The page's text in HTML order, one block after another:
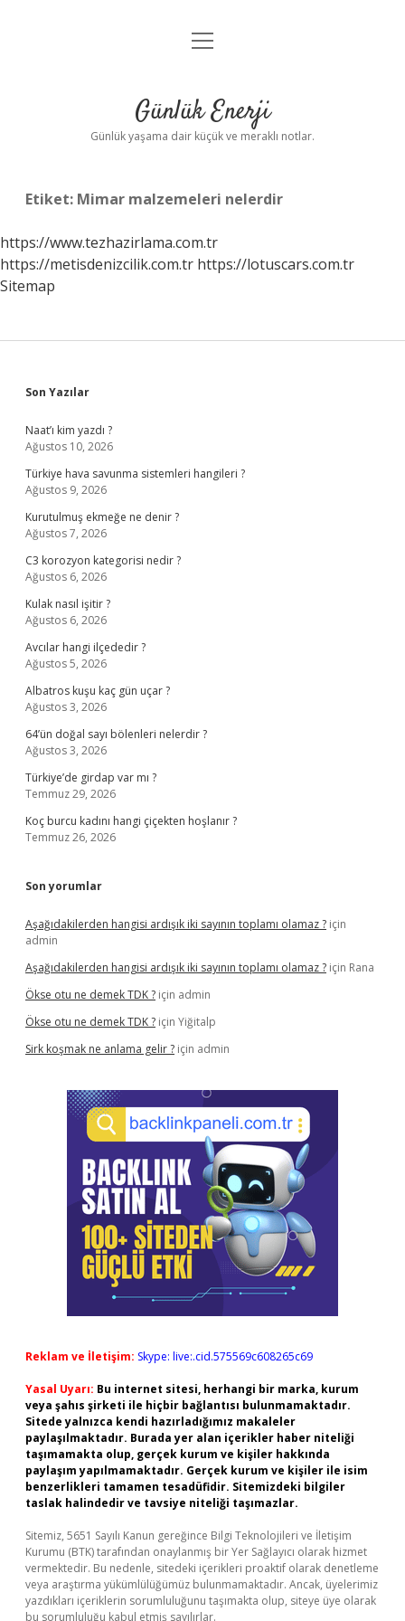
Anasayfa
Yasal Uyarı
menüyü
Günlük Enerji
Günlük yaşama dair küçük ve meraklı notlar.
Etiket: Mimar malzemeleri nelerdir
https://www.tezhazirlama.com.tr
https://metisdenizcilik.com.tr https://lotuscars.com.tr
Sitemap
Sidebar
Son Yazılar
Naat’ı kim yazdı ?
Ağustos 10, 2026
Türkiye hava savunma sistemleri hangileri ?
Ağustos 9, 2026
Kurutulmuş ekmeğe ne denir ?
Ağustos 7, 2026
C3 korozyon kategorisi nedir ?
Ağustos 6, 2026
Kulak nasıl işitir ?
Ağustos 6, 2026
Avcılar hangi ilçededir ?
Ağustos 5, 2026
Albatros kuşu kaç gün uçar ?
Ağustos 3, 2026
64’ün doğal sayı bölenleri nelerdir ?
Ağustos 3, 2026
Türkiye’de girdap var mı ?
Temmuz 29, 2026
Koç burcu kadını hangi çiçekten hoşlanır ?
Temmuz 26, 2026
Son yorumlar
Aşağıdakilerden hangisi ardışık iki sayının toplamı olamaz ? için
admin
Aşağıdakilerden hangisi ardışık iki sayının toplamı olamaz ? için Rana
Ökse otu ne demek TDK ? için admin
Ökse otu ne demek TDK ? için Yiğitalp
Sirk koşmak ne anlama gelir ? için admin
Reklam ve İletişim: Skype: live:.cid.575569c608265c69
Yasal Uyarı: Bu internet sitesi, herhangi bir marka, kurum
veya şahıs şirketi ile hiçbir bağlantısı bulunmamaktadır.
Sitede yalnızca kendi hazırladığımız makaleler
paylaşılmaktadır. Burada yer alan içerikler haber niteliği
taşımamakta olup, gerçek kurum ve kişiler hakkında
paylaşım yapılmamaktadır. Gerçek kurum ve kişiler ile isim
benzerlikleri tamamen tesadüfidir. Sitemizdeki bilgiler
taslak halindedir ve tavsiye niteliği taşımazlar.
Sitemiz, 5651 Sayılı Kanun gereğince Bilgi Teknolojileri ve İletişim
Kurumu (BTK) tarafından onaylanmış bir Yer Sağlayıcı olarak hizmet
vermektedir. Bu nedenle, sitedeki içerikleri proaktif olarak denetleme
veya araştırma yükümlülüğümüz bulunmamaktadır. Ancak, üyelerimiz
yazdıkları içeriklerin sorumluluğunu taşımakta olup, siteye üye olarak
bu sorumluluğu kabul etmiş sayılırlar.